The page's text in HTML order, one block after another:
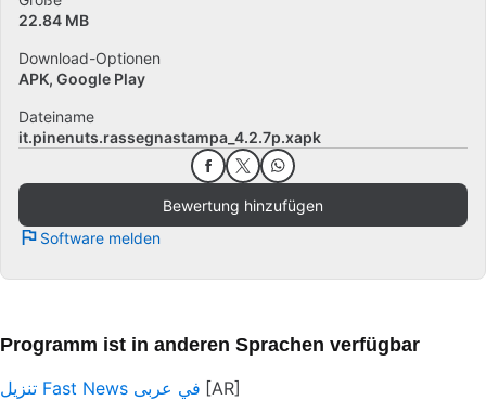
22.84 MB
Download-Optionen
APK, Google Play
Dateiname
it.pinenuts.rassegnastampa_4.2.7p.xapk
Bewertung hinzufügen
Software melden
Programm ist in anderen Sprachen verfügbar
تنزيل Fast News في عربى